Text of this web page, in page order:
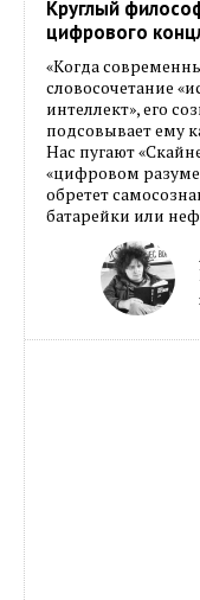
Круглый
цифрового
«Когда
словосочетание
интеллект», его
подсовывает ему
Нас пугают
«цифровом
обретет
батарейки или